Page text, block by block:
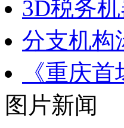
3D税务
分支机构
《重庆
图片新闻